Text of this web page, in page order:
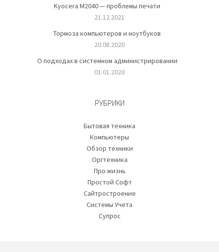
Kyocera M2040 — проблемы печати
21.12.2021
Тормоза компьютеров и ноутбуков
20.08.2020
О подходах в системном администрировании
01.01.2020
РУБРИКИ
Бытовая техника
Компьютеры
Обзор техники
Оргтехника
Про жизнь
Простой Софт
Сайтростроение
Системы Учета
Супрос